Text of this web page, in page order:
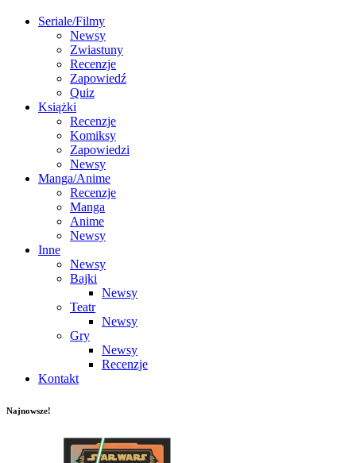
Seriale/Filmy
Newsy
Zwiastuny
Recenzje
Zapowiedź
Quiz
Książki
Recenzje
Komiksy
Zapowiedzi
Newsy
Manga/Anime
Recenzje
Manga
Anime
Newsy
Inne
Newsy
Bajki
Newsy
Teatr
Newsy
Gry
Newsy
Recenzje
Kontakt
Najnowsze!